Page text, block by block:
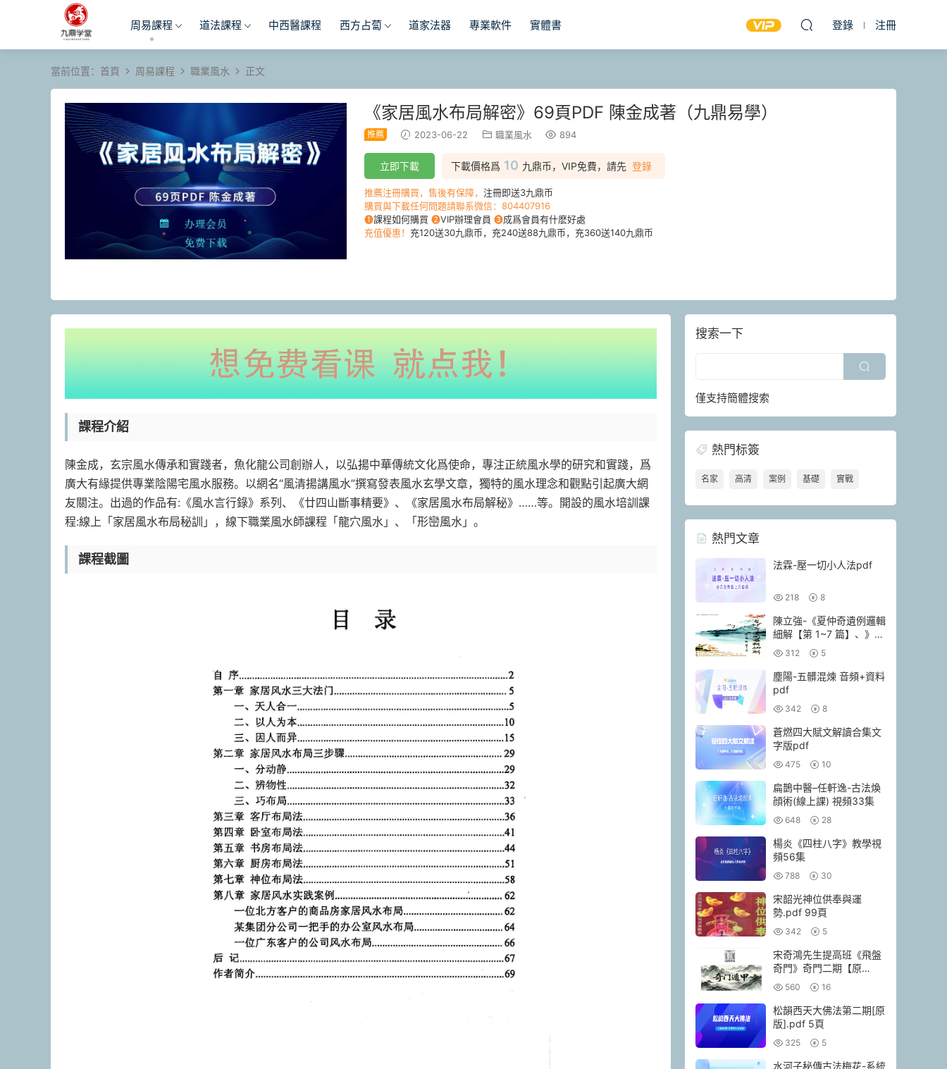
周易課程 道法課程 中西醫課程 西方占蔔 道家法器 專業軟件 實體書 登錄 注冊
當前位置： 首頁 周易課程 職業風水 正文
《家居風水布局解密》69頁PDF 陳金成著（九鼎易學）
推薦 2023-06-22 職業風水 894
下載價格爲 10 九鼎币，VIP免費，請先 登錄
立即下載
推薦注冊購買，售後有保障， 注冊即送3九鼎币
購買與下載任何問題請聯系微信：804407916
❶課程如何購買 ❷VIP辦理會員 ❸成爲會員有什麽好處
充值優惠！ 充120送30九鼎币，充240送88九鼎币，充360送140九鼎币
課程介紹
陳金成，玄宗風水傳承和實踐者，魚化龍公司創辦人，以弘揚中華傳統文化爲使命，專注正統風水學的研究和實踐，爲
廣大有緣提供專業陰陽宅風水服務。以網名“風清揚講風水”撰寫發表風水玄學文章，獨特的風水理念和觀點引起廣大網
友關注。出過的作品有:《風水言行錄》系列、《廿四山斷事精要》、《家居風水布局解秘》……等。開設的風水培訓課
程:線上「家居風水布局秘訓」，線下職業風水師課程「龍穴風水」、「形巒風水」。
課程截圖
搜索一下
僅支持簡體搜索
熱門标簽
名家 高清 案例 基礎 實戰
熱門文章
法霖-壓一切小人法pdf
218 8
陳立強-《夏仲奇遺例邏輯
細解【第 1~7 篇】、》
174頁–彩色PDF電子書
312 5
塵陽-五髒混煉 音頻+資料
pdf
342 8
蒼燃四大賦文解讀合集文
字版pdf
475 10
扁鵲中醫–任軒逸-古法煥
顔術(線上課) 視頻33集
648 28
楊炎《四柱八字》教學視
頻56集
788 30
宋韶光神位供奉與運
勢.pdf 99頁
342 5
宋奇鴻先生提高班《飛盤
奇門》奇門二期【原
版】.pdf 90頁
560 16
松韻西天大佛法第二期[原
版].pdf 5頁
325 5
水河子秘傳古法梅花-系統